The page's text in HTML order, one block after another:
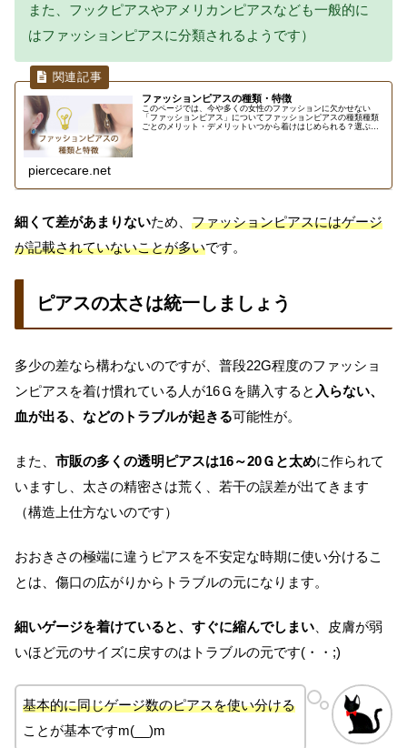
また、フックピアスやアメリカンピアスなども一般的に
はファッションピアスに分類されるようです）
ファッションピアスの種類・特徴
このページでは、今や多くの女性のファッションに欠かせない
「ファッションピアス」についてファッションピアスの種類種類
ごとのメリット・デメリットいつから着けはじめられる？選ぶと
piercecare.net
細くて差があまりないため、 ファッションピアスにはゲージ
が記載されていないことが多いです。
ピアスの太さは統一しましょう
多少の差なら構わないのですが、普段22G程度のファッショ
ンピアスを着け慣れている人が16Ｇを購入すると 入らない、
血が出る、などのトラブルが起きる可能性が。
また、 市販の多くの透明ピアスは16～20Ｇと太めに作られて
いますし、太さの精密さは荒く、若干の誤差が出てきます
（構造上仕方ないのです）
おおきさの極端に違うピアスを不安定な時期に使い分けるこ
とは、傷口の広がりからトラブルの元になります。
細いゲージを着けていると、すぐに縮んでしまい 、皮膚が弱
いほど元のサイズに戻すのはトラブルの元です(・・;)
基本的に同じゲージ数のピアスを使い分ける
ことが基本ですm(__)m